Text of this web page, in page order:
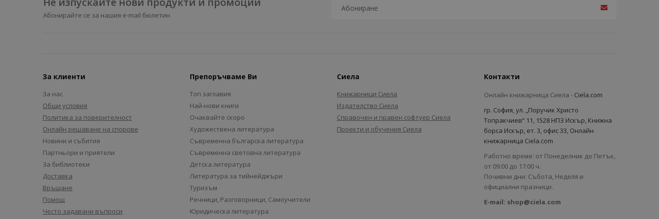
Абонирайте се за нашия e-mail бюлетин
За клиенти
За нас
Общи условия
Политика за поверителност
Онлайн решаване на спорове
Новини и събития
Партньори и приятели
За библиотеки
Доставка
Връщане
Помощ
Често задавани въпроси
Препоръчваме Ви
Топ заглавия
Най-нови книги
Очаквайте скоро
Художествена литература
Съвременна българска литература
Съвременна световна литература
Детска литература
Литература за тийнейджъри
Туризъм
Речници, Разговорници, Самоучители
Юридическа литература
Сиела
Книжарници Сиела
Издателство Сиела
Справочен и правен софтуер Сиела
Проекти и обучения Сиела
Контакти
Онлайн книжарница Сиела - Ciela.com
гр. София, ул. „Поручик Христо
Топракчиев“ 11, 1528 НПЗ Искър, Книжна
борса Искър, ет. 3, офис 33, Онлайн
книжарница Ciela.com
Работно време: от Понеделник до Петък,
от 09:00 до 17:00 ч.
Почивни дни: Събота, Неделя и
официални празници.
E-mail: shop@ciela.com